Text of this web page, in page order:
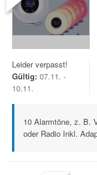
Leider verpasst!
Gültig: 07.11. -
10.11.
10 Alarmtöne, z. B.
oder Radio Inkl.